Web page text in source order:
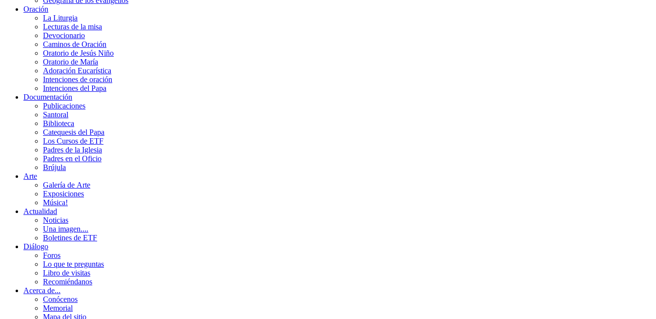
Oración
La Liturgia
Lecturas de la misa
Devocionario
Caminos de Oración
Oratorio de Jesús Niño
Oratorio de María
Adoración Eucarística
Intenciones de oración
Intenciones del Papa
Documentación
Publicaciones
Santoral
Biblioteca
Catequesis del Papa
Los Cursos de ETF
Padres de la Iglesia
Padres en el Oficio
Brújula
Arte
Galería de Arte
Exposiciones
Música!
Actualidad
Noticias
Una imagen....
Boletines de ETF
Diálogo
Foros
Lo que te preguntas
Libro de visitas
Recomiéndanos
Acerca de...
Conócenos
Memorial
Mapa del sitio